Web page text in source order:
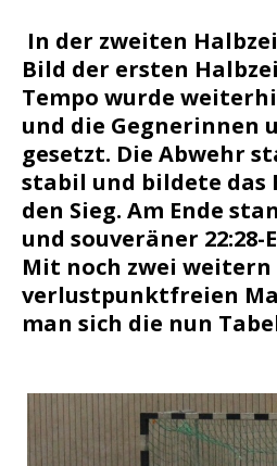
In der zweiten
Bild der ersten
Tempo wurde
und die Gegnerinnen
gesetzt. Die Abwehr
stabil und bildete das
den Sieg. Am Ende
und souveräner 22:28-
Mit noch zwei weitern
verlustpunktfreien
man sich die nun